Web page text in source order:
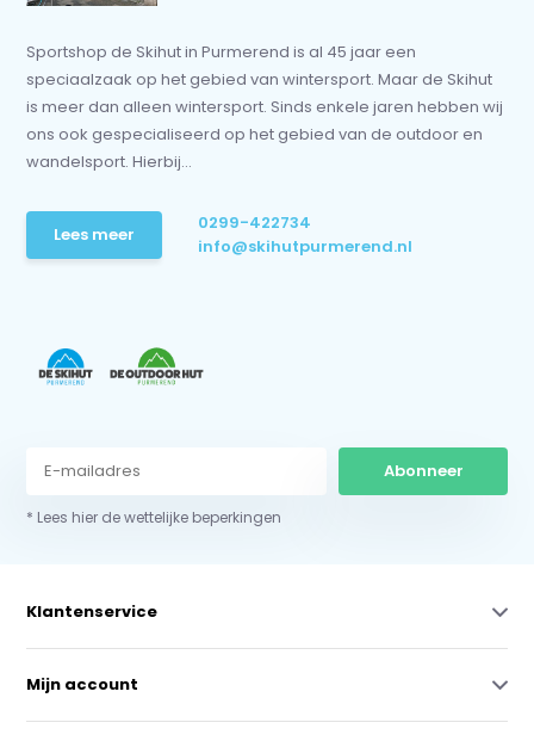
Sportshop de Skihut in Purmerend is al 45 jaar een
speciaalzaak op het gebied van wintersport. Maar de Skihut
is meer dan alleen wintersport. Sinds enkele jaren hebben wij
ons ook gespecialiseerd op het gebied van de outdoor en
wandelsport. Hierbij...
Lees meer
0299-422734
info@skihutpurmerend.nl
Abonneer
* Lees hier de wettelijke beperkingen
Klantenservice
Mijn account